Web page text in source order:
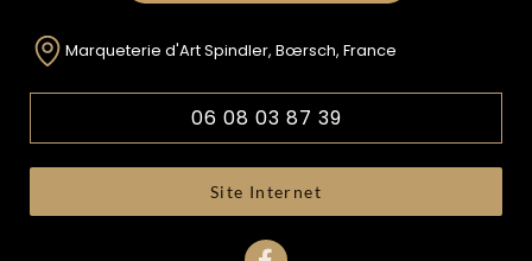
Marqueterie d'Art Spindler, Bœrsch, France
06 08 03 87 39
Site Internet